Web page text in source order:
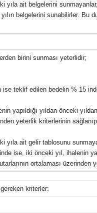
yıla ait belgelerini
belgelerini sunabilirler. Bu
birini sunması yeterlidir;
teklif edilen bedelin % 15
yapıldığı yıldan önceki
yeterlik kriterlerinin sağlanıp
ait gelir tablosunu
ise, iki önceki yıl, ihalenin
ortalaması üzerinden
kriterler: